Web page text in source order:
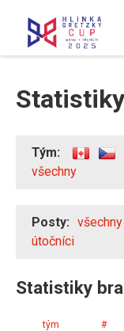
Statistiky
Tým:
všechny
Posty: všechny
útočníci
Statistiky
tým #